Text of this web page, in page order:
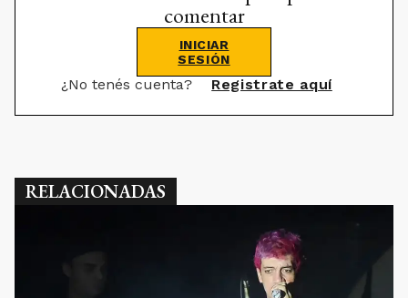
comentar
INICIAR
SESIÓN
¿No tenés cuenta? Registrate aquí
RELACIONADAS